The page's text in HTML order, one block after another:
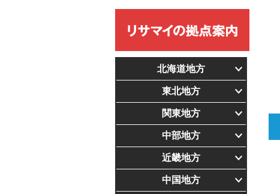
北海道地方
東北地方
関東地方
中部地方
近畿地方
中国地方